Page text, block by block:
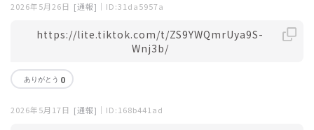
2026年5月26日 [通報] ｜ID:31da5957a
https://lite.tiktok.com/t/ZS9YWQmrUya9S-
Wnj3b/
0
2026年5月17日 [通報] ｜ID:168b441ad